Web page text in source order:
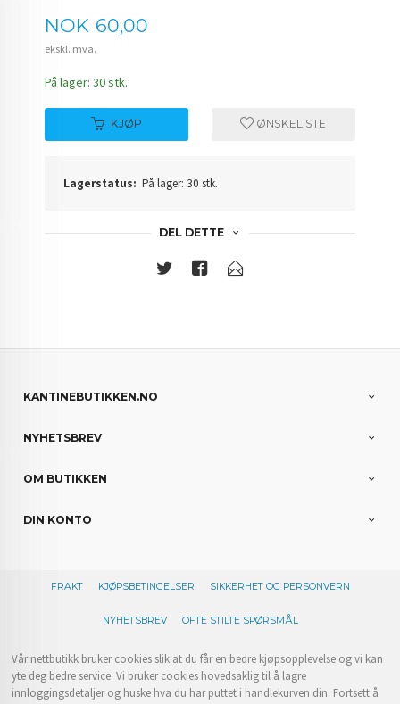
Pris
NOK 60,00
ekskl. mva.
På lager: 30 stk.
KJØP ØNSKELISTE
Lagerstatus: På lager: 30 stk.
DEL DETTE
KANTINEBUTIKKEN.NO
NYHETSBREV
OM BUTIKKEN
DIN KONTO
FRAKT KJØPSBETINGELSER SIKKERHET OG PERSONVERN
NYHETSBREV OFTE STILTE SPØRSMÅL
Vår nettbutikk bruker cookies slik at du får en bedre kjøpsopplevelse og vi kan
yte deg bedre service. Vi bruker cookies hovedsaklig til å lagre
innloggingsdetaljer og huske hva du har puttet i handlekurven din. Fortsett å